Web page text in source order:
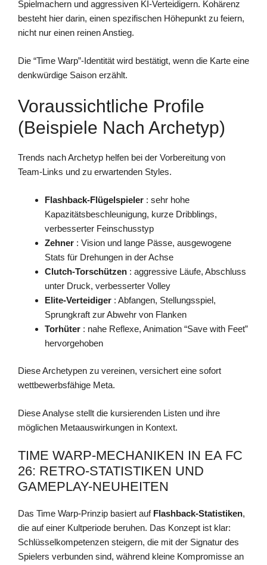
Spielmachern und aggressiven KI-Verteidigern. Kohärenz
besteht hier darin, einen spezifischen Höhepunkt zu feiern,
nicht nur einen reinen Anstieg.
Die “Time Warp”-Identität wird bestätigt, wenn die Karte eine
denkwürdige Saison erzählt.
Voraussichtliche Profile
(Beispiele Nach Archetyp)
Trends nach Archetyp helfen bei der Vorbereitung von
Team-Links und zu erwartenden Styles.
Flashback-Flügelspieler : sehr hohe
Kapazitätsbeschleunigung, kurze Dribblings,
verbesserter Feinschusstyp
Zehner : Vision und lange Pässe, ausgewogene
Stats für Drehungen in der Achse
Clutch-Torschützen : aggressive Läufe, Abschluss
unter Druck, verbesserter Volley
Elite-Verteidiger : Abfangen, Stellungsspiel,
Sprungkraft zur Abwehr von Flanken
Torhüter : nahe Reflexe, Animation “Save with Feet”
hervorgehoben
Diese Archetypen zu vereinen, versichert eine sofort
wettbewerbsfähige Meta.
Diese Analyse stellt die kursierenden Listen und ihre
möglichen Metaauswirkungen in Kontext.
TIME WARP-MECHANIKEN IN EA FC
26: RETRO-STATISTIKEN UND
GAMEPLAY-NEUHEITEN
Das Time Warp-Prinzip basiert auf Flashback-Statistiken,
die auf einer Kultperiode beruhen. Das Konzept ist klar:
Schlüsselkompetenzen steigern, die mit der Signatur des
Spielers verbunden sind, während kleine Kompromisse an